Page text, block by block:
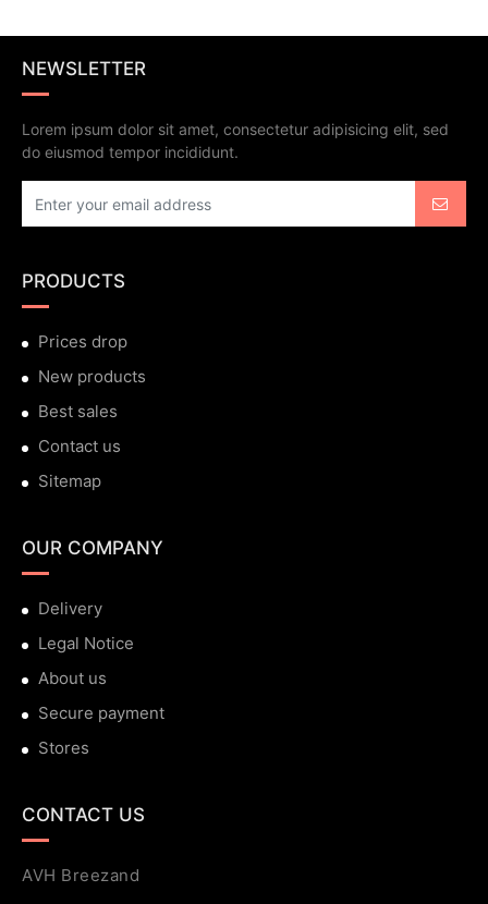
NEWSLETTER
Lorem ipsum dolor sit amet, consectetur adipisicing elit, sed
do eiusmod tempor incididunt.
PRODUCTS
Prices drop
New products
Best sales
Contact us
Sitemap
OUR COMPANY
Delivery
Legal Notice
About us
Secure payment
Stores
CONTACT US
AVH Breezand